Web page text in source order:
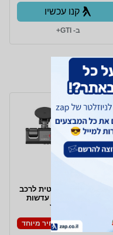
קנו עכשיו
ב- GTI+
מצלמת דרך קומפקטית לרכב
עם צג צבעוני ו- 3 עדשות
לכיסוי מלא
מחיר מיוחד